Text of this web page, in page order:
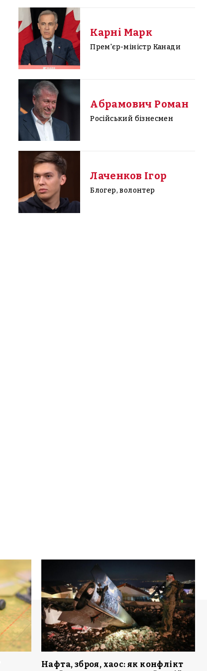
Карні Марк
Прем'єр-міністр Канади
Абрамович Роман
Російський бізнесмен
Лаченков Ігор
Блогер, волонтер
Нафта, зброя, хаос: як конфлікт